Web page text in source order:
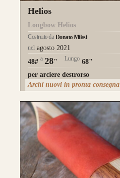
Helios
Longbow Helios
Costruito da Donato Milesi
nel agosto 2021
48# a 28" Lungo 68"
per arciere destrorso
Archi nuovi in pronta consegna